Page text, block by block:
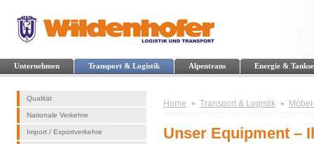
Unternehmen Transport & Logistik Alpentrans Energie &
Qualität
Nationale Verkehre
Import / Exportverkehre
Home Transport & Logistik
Unser Equipment –